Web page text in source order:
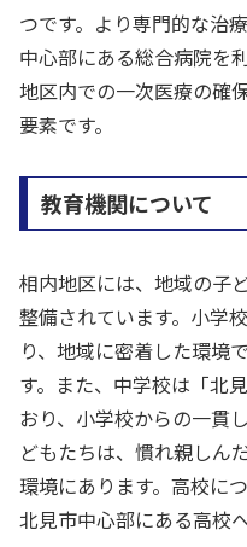
つです。より専門的な治
中心部にある総合病院を
地区内での一次医療の確
要素です。
教育機関について
相内地区には、地域の子
整備されています。小学
り、地域に密着した環境
す。また、中学校は「北
おり、小学校からの一貫
どもたちは、慣れ親しん
環境にあります。高校に
北見市中心部にある高校